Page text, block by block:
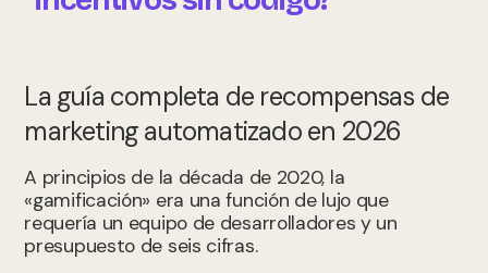
La guía completa de recompensas de
marketing automatizado en 2026
A principios de la década de 2020, la
«gamificación» era una función de lujo que
requería un equipo de desarrolladores y un
presupuesto de seis cifras.